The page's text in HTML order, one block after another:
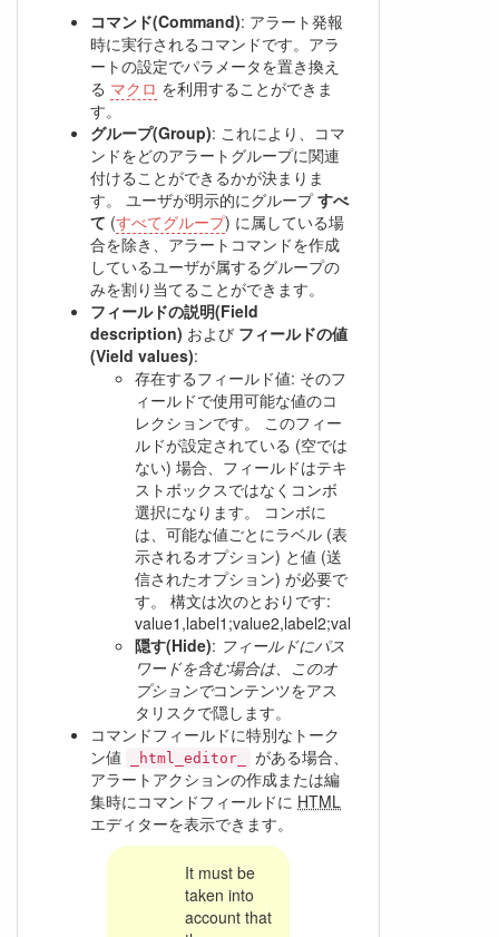
コマンド(Command): アラート発報
時に実行されるコマンドです。アラ
ートの設定でパラメータを置き換え
る マクロ を利用することができま
す。
グループ(Group): これにより、コマ
ンドをどのアラートグループに関連
付けることができるかが決まりま
す。 ユーザが明示的にグループすべ
て (すべてグループ) に属している場
合を除き、アラートコマンドを作成
しているユーザが属するグループの
みを割り当てることができます。
フィールドの説明(Field
description) および フィールドの値
(Vield values):
存在するフィールド値: そのフ
ィールドで使用可能な値のコ
レクションです。 このフィー
ルドが設定されている (空では
ない) 場合、フィールドはテキ
ストボックスではなくコンボ
選択になります。 コンボに
は、可能な値ごとにラベル (表
示されるオプション) と値 (送
信されたオプション) が必要で
す。 構文は次のとおりです:
隠す(Hide): フィールドにパス
ワードを含む場合は、このオ
プションでコンテンツをアス
タリスクで隠します。
コマンドフィールドに特別なトーク
ン値
_html_editor_
がある場合、
アラートアクションの作成または編
集時にコマンドフィールドに HTML
エディターを表示できます。
It must be
taken into
account that